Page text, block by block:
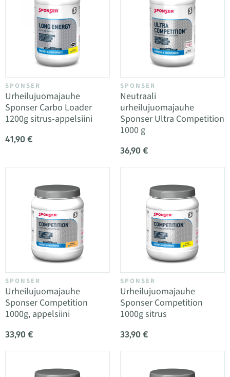
SPONSER
Urheilujuomajauhe
Sponser Carbo Loader
1200g sitrus-appelsiini
41,90 €
SPONSER
Neutraali
urheilujuomajauhe
Sponser Ultra Competition
1000 g
36,90 €
SPONSER
Urheilujuomajauhe
Sponser Competition
1000g, appelsiini
33,90 €
SPONSER
Urheilujuomajauhe
Sponser Competition
1000g sitrus
33,90 €